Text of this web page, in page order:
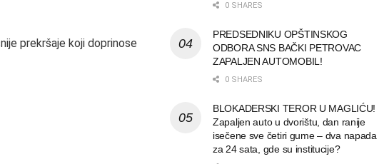
prekršaje koji doprinose
0 SHARES
PREDSEDNIKU OPŠTINSKOG
ODBORA SNS BAČKI PETROVAC
ZAPALJEN AUTOMOBIL!
0 SHARES
BLOKADERSKI TEROR U MAGLIĆU!
Zapaljen auto u dvorištu, dan ranije
isečene sve četiri gume – dva napada
za 24 sata, gde su institucije?